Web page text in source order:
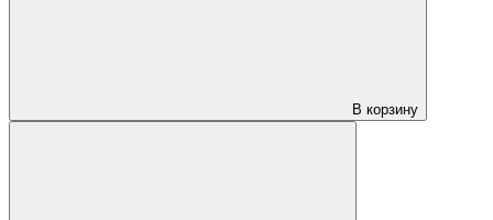
В корзину